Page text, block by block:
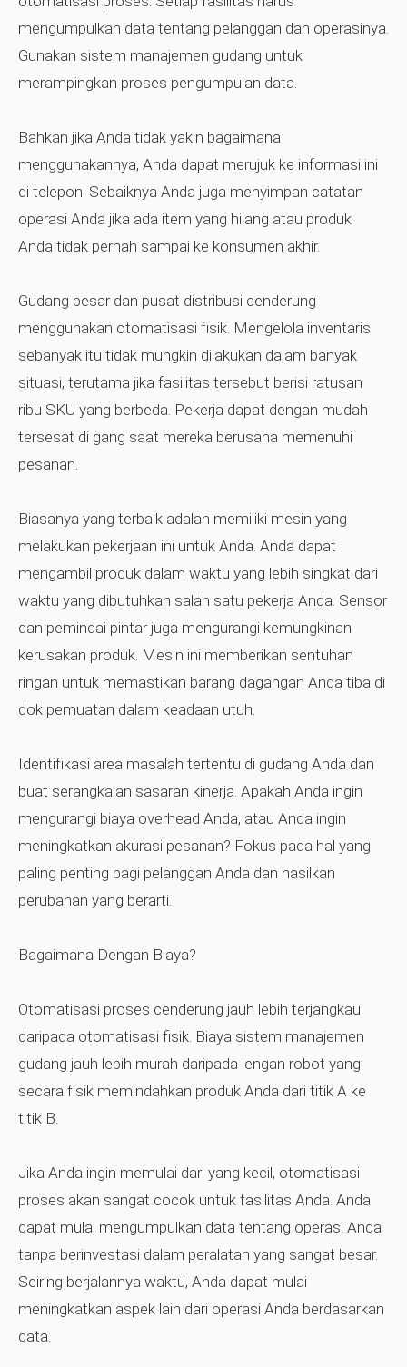
mengumpulkan data tentang pelanggan dan operasinya.
Gunakan sistem manajemen gudang untuk
merampingkan proses pengumpulan data.
Bahkan jika Anda tidak yakin bagaimana
menggunakannya, Anda dapat merujuk ke informasi ini
di telepon. Sebaiknya Anda juga menyimpan catatan
operasi Anda jika ada item yang hilang atau produk
Anda tidak pernah sampai ke konsumen akhir.
Gudang besar dan pusat distribusi cenderung
menggunakan otomatisasi fisik. Mengelola inventaris
sebanyak itu tidak mungkin dilakukan dalam banyak
situasi, terutama jika fasilitas tersebut berisi ratusan
ribu SKU yang berbeda. Pekerja dapat dengan mudah
tersesat di gang saat mereka berusaha memenuhi
pesanan.
Biasanya yang terbaik adalah memiliki mesin yang
melakukan pekerjaan ini untuk Anda. Anda dapat
mengambil produk dalam waktu yang lebih singkat dari
waktu yang dibutuhkan salah satu pekerja Anda. Sensor
dan pemindai pintar juga mengurangi kemungkinan
kerusakan produk. Mesin ini memberikan sentuhan
ringan untuk memastikan barang dagangan Anda tiba di
dok pemuatan dalam keadaan utuh.
Identifikasi area masalah tertentu di gudang Anda dan
buat serangkaian sasaran kinerja. Apakah Anda ingin
mengurangi biaya overhead Anda, atau Anda ingin
meningkatkan akurasi pesanan? Fokus pada hal yang
paling penting bagi pelanggan Anda dan hasilkan
perubahan yang berarti.
Bagaimana Dengan Biaya?
Otomatisasi proses cenderung jauh lebih terjangkau
daripada otomatisasi fisik. Biaya sistem manajemen
gudang jauh lebih murah daripada lengan robot yang
secara fisik memindahkan produk Anda dari titik A ke
titik B.
Jika Anda ingin memulai dari yang kecil, otomatisasi
proses akan sangat cocok untuk fasilitas Anda. Anda
dapat mulai mengumpulkan data tentang operasi Anda
tanpa berinvestasi dalam peralatan yang sangat besar.
Seiring berjalannya waktu, Anda dapat mulai
meningkatkan aspek lain dari operasi Anda berdasarkan
data.